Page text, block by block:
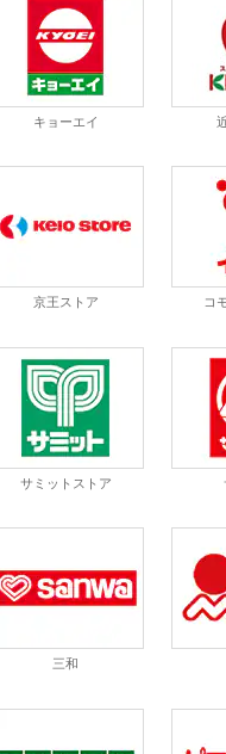
キョーエイ
京王ストア コ
サミットストア
三和